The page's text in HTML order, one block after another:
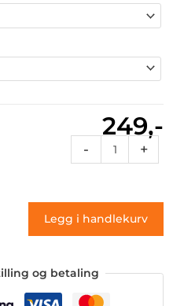
249,-
-
29a
antall
+
Legg i handlekurv
og betaling